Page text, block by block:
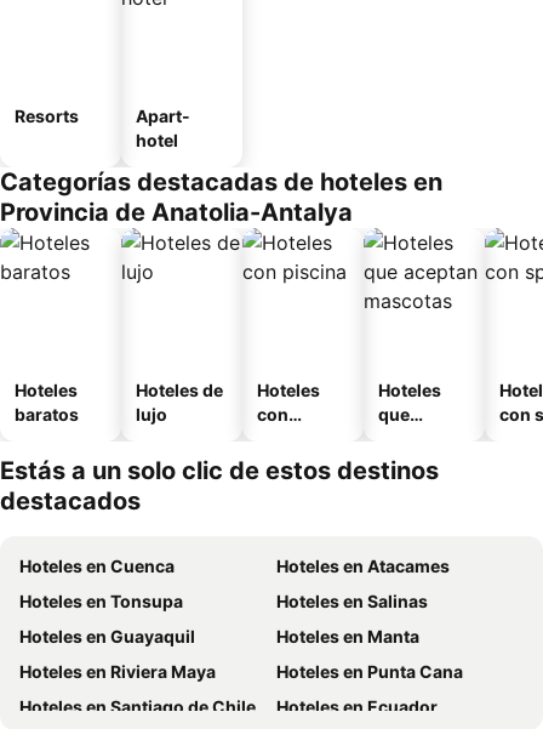
Resorts
Apart-
hotel
Categorías destacadas de hoteles en
Provincia de Anatolia-Antalya
Hoteles
baratos
Hoteles de
lujo
Hoteles
con
Hoteles
que
mascotas
con
Estás a un solo clic de estos destinos
destacados
Hoteles en Cuenca
Hoteles en Atacames
Hoteles en Tonsupa
Hoteles en Salinas
Hoteles en Guayaquil
Hoteles en Manta
Hoteles en Riviera Maya
Hoteles en Punta Cana
Hoteles en Santiago de Chile
Hoteles en Ecuador